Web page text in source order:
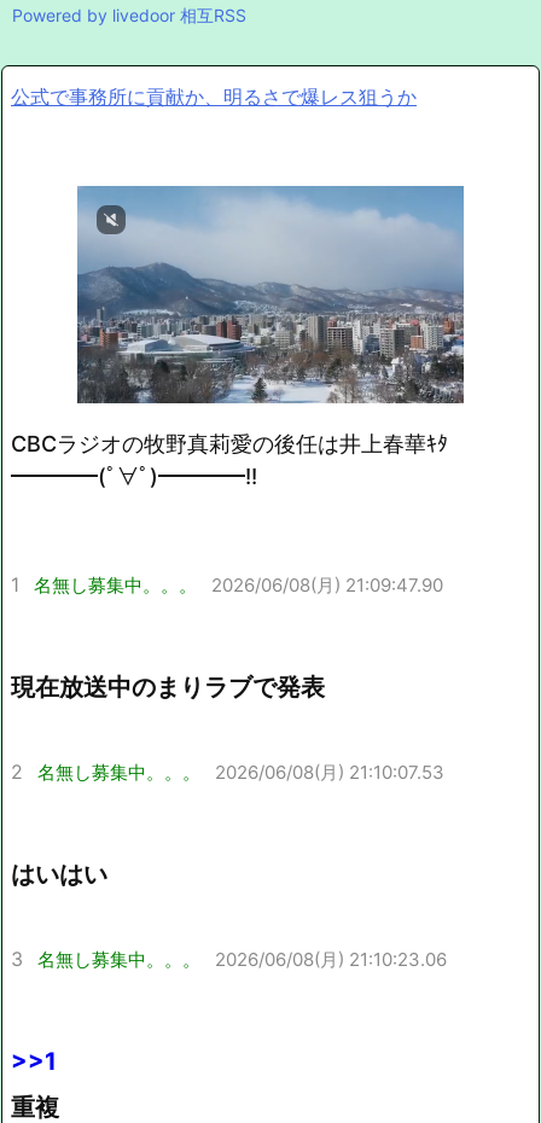
Powered by livedoor 相互RSS
公式で事務所に貢献か、明るさで爆レス狙うか
CBCラジオの牧野真莉愛の後任は井上春華ｷﾀ
━━━━(ﾟ∀ﾟ)━━━━!!
1 名無し募集中。。。 2026/06/08(月) 21:09:47.90
現在放送中のまりラブで発表
2 名無し募集中。。。 2026/06/08(月) 21:10:07.53
はいはい
3 名無し募集中。。。 2026/06/08(月) 21:10:23.06
>>1
重複